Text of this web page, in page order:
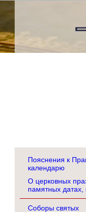
Пояснения к
календарю
О церковных
памятных датах,
Соборы святых